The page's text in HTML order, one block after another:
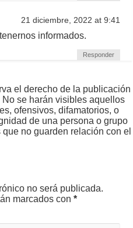
21 diciembre, 2022 at 9:41
informados.
Responder
el derecho de la publicación
se harán visibles aquellos
ofensivos, difamatorios, o
de una persona o grupo
no guarden relación con el
no será publicada.
marcados con*